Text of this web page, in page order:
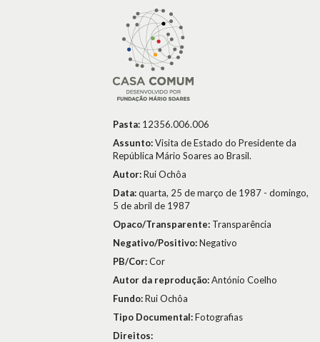
Pasta: 12356.006.006
Assunto:Visita de Estado do Presidente da
República Mário Soares ao Brasil.
Autor:Rui Ochôa
Data:quarta, 25 de março de 1987 - domingo,
5 de abril de 1987
Opaco/Transparente: Transparência
Negativo/Positivo:Negativo
PB/Cor:Cor
Autor da reprodução:António Coelho
Fundo:Rui Ochôa
Tipo Documental:Fotografias
Direitos: